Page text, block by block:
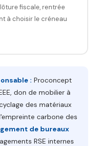
fiscale, rentrée
à choisir le créneau
: Proconcept
don de mobilier à
des matériaux
carbone des
de bureaux
RSE internes